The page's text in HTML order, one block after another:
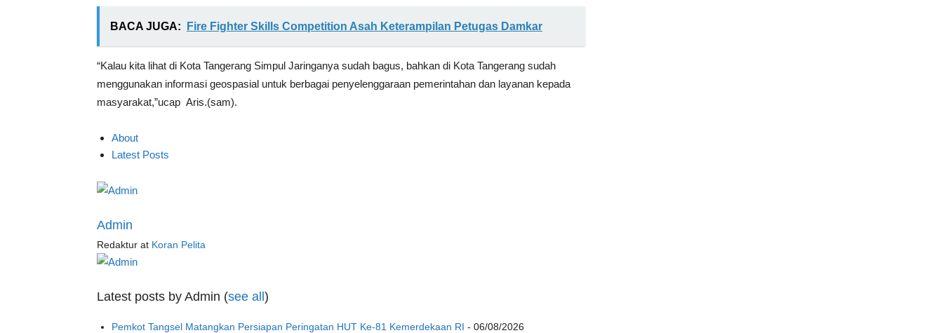
BACA JUGA: Fire Fighter Skills Competition Asah Keterampilan Petugas Damkar
“Kalau kita lihat di Kota Tangerang Simpul Jaringanya sudah bagus, bahkan di Kota Tangerang sudah
menggunakan informasi geospasial untuk berbagai penyelenggaraan pemerintahan dan layanan kepada
masyarakat,”ucap Aris.(sam).
About
Latest Posts
Admin
Redaktur at Koran Pelita
Latest posts by Admin (see all )
Pemkot Tangsel Matangkan Persiapan Peringatan HUT Ke-81 Kemerdekaan RI - 06/08/2026